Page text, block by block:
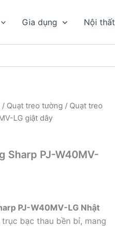
Gia dụng Nội thất
/ Quạt treo tường / Quạt treo
LG giật dây
Sharp PJ-W40MV-
PJ-W40MV-LG Nhật
bạc thau bền bỉ, mang